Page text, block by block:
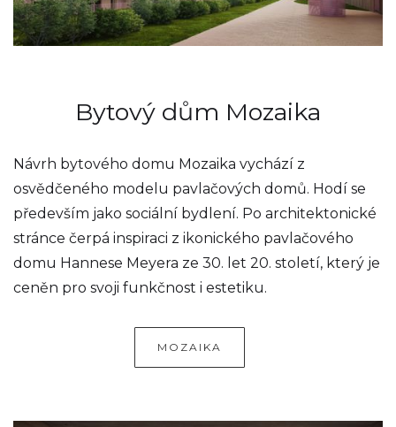
Bytový dům Mozaika
Návrh bytového domu Mozaika vychází z
osvědčeného modelu pavlačových domů. Hodí se
především jako sociální bydlení. Po architektonické
stránce čerpá inspiraci z ikonického pavlačového
domu Hannese Meyera ze 30. let 20. století, který je
ceněn pro svoji funkčnost i estetiku.
MOZAIKA